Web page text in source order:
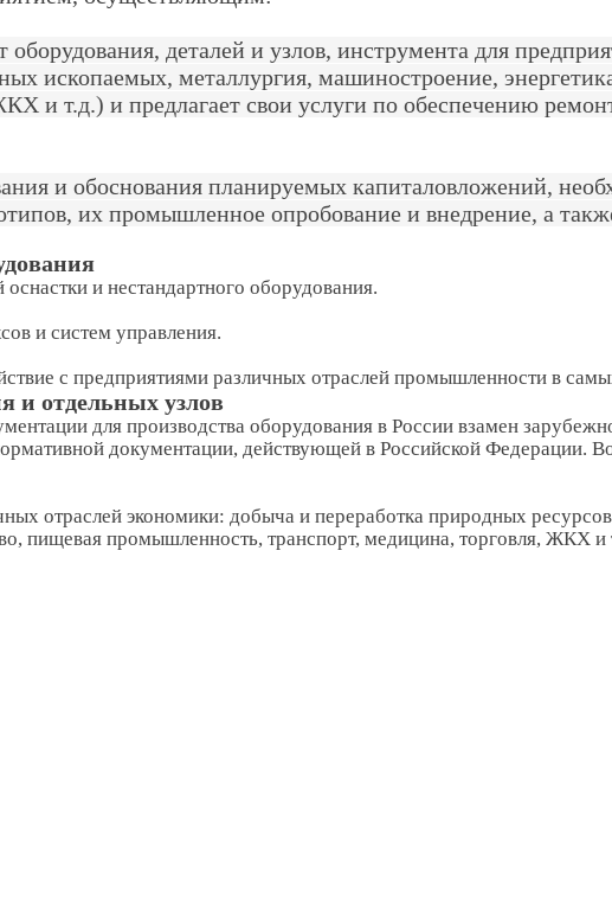
оборудования, деталей и узлов, инструмента для
ископаемых, металлургия, машиностроение,
и т.д.) и предлагает свои услуги по обеспечению
и обоснования планируемых капиталовложений,
их промышленное опробование и внедрение, а
и нестандартного оборудования.
и систем управления.
с предприятиями различных отраслей промышленности в
и отдельных узлов
для производства оборудования в России взамен
документации, действующей в Российской Федерации.
отраслей экономики: добыча и переработка природных
пищевая промышленность, транспорт, медицина, торговля, ЖКХ и